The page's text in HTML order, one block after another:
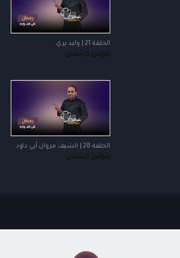
الحلقة 21 | وليد يري
بلوغرز كيتشن
الحلقة 28 | الشيف مروان أبي داود
بلوغرز كيتشن